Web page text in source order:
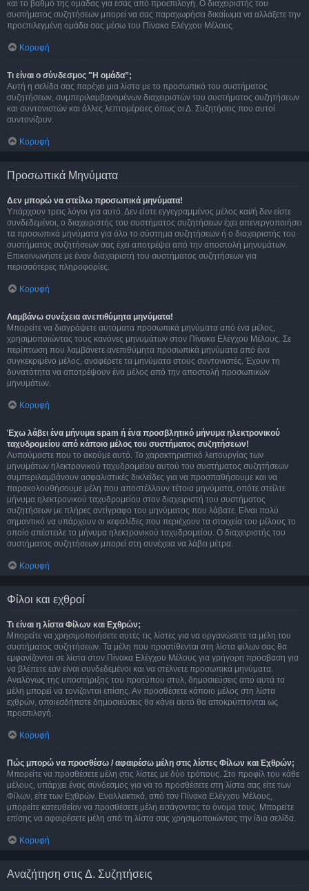
και το βαθμό της ομάδας για εσάς από προεπιλογή. Ο διαχειριστής του
συστήματος συζητήσεων μπορεί να σας παραχωρήσει δικαίωμα να αλλάξετε την
προεπιλεγμένη ομάδα σας μέσω του Πίνακα Ελέγχου Μέλους.
Κορυφή
Τι είναι ο σύνδεσμος "Η ομάδα”;
Αυτή η σελίδα σας παρέχει μια λίστα με το προσωπικό του συστήματος
συζητήσεων, συμπεριλαμβανομένων διαχειριστών του συστήματος συζητήσεων
και συντονιστών και άλλες λεπτομέρειες όπως οι Δ. Συζητήσεις που αυτοί
συντονίζουν.
Κορυφή
Προσωπικά Μηνύματα
Δεν μπορώ να στείλω προσωπικά μηνύματα!
Υπάρχουν τρεις λόγοι για αυτό. Δεν είστε εγγεγραμμένος μέλος και/ή δεν είστε
συνδεδεμένοι, ο διαχειριστής του συστήματος συζητήσεων έχει απενεργοποιήσει
τα προσωπικά μηνύματα για όλο το σύστημα συζητήσεων ή ο διαχειριστής του
συστήματος συζητήσεων σας έχει αποτρέψει από την αποστολή μηνυμάτων.
Επικοινωνήστε με έναν διαχειριστή του συστήματος συζητήσεων για
περισσότερες πληροφορίες.
Κορυφή
Λαμβάνω συνέχεια ανεπιθύμητα μηνύματα!
Μπορείτε να διαγράψετε αυτόματα προσωπικά μηνύματα από ένα μέλος,
χρησιμοποιώντας τους κανόνες μηνυμάτων στον Πίνακα Ελέγχου Μέλους. Σε
περίπτωση που λαμβάνετε ανεπιθύμητα προσωπικά μηνύματα από ένα
συγκεκριμένο μέλος, αναφέρετε τα μηνύματα στους συντονιστές. Έχουν τη
δυνατότητα να αποτρέψουν ένα μέλος από την αποστολή προσωπικών
μηνυμάτων.
Κορυφή
Έχω λάβει ένα μήνυμα spam ή ένα προσβλητικό μήνυμα ηλεκτρονικού
ταχυδρομείου από κάποιο μέλος του συστήματος συζητήσεων!
Λυπούμαστε που το ακούμε αυτό. Το χαρακτηριστικό λειτουργίας των
μηνυμάτων ηλεκτρονικού ταχυδρομείου αυτού του συστήματος συζητήσεων
συμπεριλαμβάνουν ασφαλιστικές δικλείδες για να προσπαθήσουμε και να
παρακολουθήσουμε μέλη που αποστέλλουν τέτοια μηνύματα, οπότε στείλτε
μήνυμα ηλεκτρονικού ταχυδρομείου στον διαχειριστή του συστήματος
συζητήσεων με πλήρες αντίγραφο του μηνύματος που λάβατε. Είναι πολύ
σημαντικό να υπάρχουν οι κεφαλίδες που περιέχουν τα στοιχεία του μέλους το
οποίο απέστειλε το μήνυμα ηλεκτρονικού ταχυδρομείου. Ο διαχειριστής του
συστήματος συζητήσεων μπορεί στη συνέχεια να λάβει μέτρα.
Κορυφή
Φίλοι και εχθροί
Τι είναι η λίστα Φίλων και Εχθρών;
Μπορείτε να χρησιμοποιήσετε αυτές τις λίστες για να οργανώσετε τα μέλη του
συστήματος συζητήσεων. Τα μέλη που προστίθενται στη λίστα φίλων σας θα
εμφανίζονται σε λίστα στον Πίνακα Ελέγχου Μέλους για γρήγορη πρόσβαση για
να βλέπετε εάν είναι συνδεδεμένοι και να στέλνετε προσωπικά μηνύματα.
Αναλόγως της υποστήριξης του προτύπου στυλ, δημοσιεύσεις από αυτά τα
μέλη μπορεί να τονίζονται επίσης. Αν προσθέσετε κάποιο μέλος στη λίστα
εχθρών, οποιεσδήποτε δημοσιεύσεις θα κάνει αυτό θα αποκρύπτονται ως
προεπιλογή.
Κορυφή
Πώς μπορώ να προσθέσω / αφαιρέσω μέλη στις λίστες Φίλων και Εχθρών;
Μπορείτε να προσθέσετε μέλη στις λίστες με δύο τρόπους. Στο προφίλ του κάθε
μέλους, υπάρχει ένας σύνδεσμος για να το προσθέσετε στη λίστα σας είτε των
Φίλων, είτε των Εχθρών. Εναλλακτικά, από τον Πίνακα Ελέγχου Μέλους,
μπορείτε κατευθείαν να προσθέσετε μέλη εισάγοντας το όνομα τους. Μπορείτε
επίσης να αφαιρέσετε μέλη από τη λίστα σας χρησιμοποιώντας την ίδια σελίδα.
Κορυφή
Αναζήτηση στις Δ. Συζητήσεις